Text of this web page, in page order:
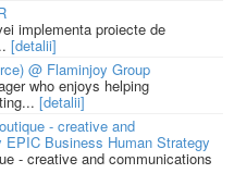
implementa proiecte de
[detalii]
@ Flaminjoy Group
who enjoys helping
[detalii]
- creative and
Business Human Strategy
- creative and communications